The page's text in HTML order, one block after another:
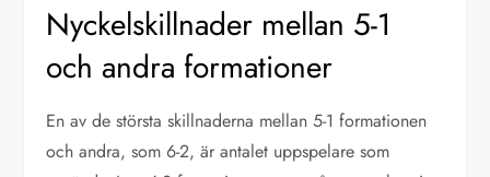
Nyckelskillnader mellan 5-1
och andra formationer
En av de största skillnaderna mellan 5-1 formationen
och andra, som 6-2, är antalet uppspelare som